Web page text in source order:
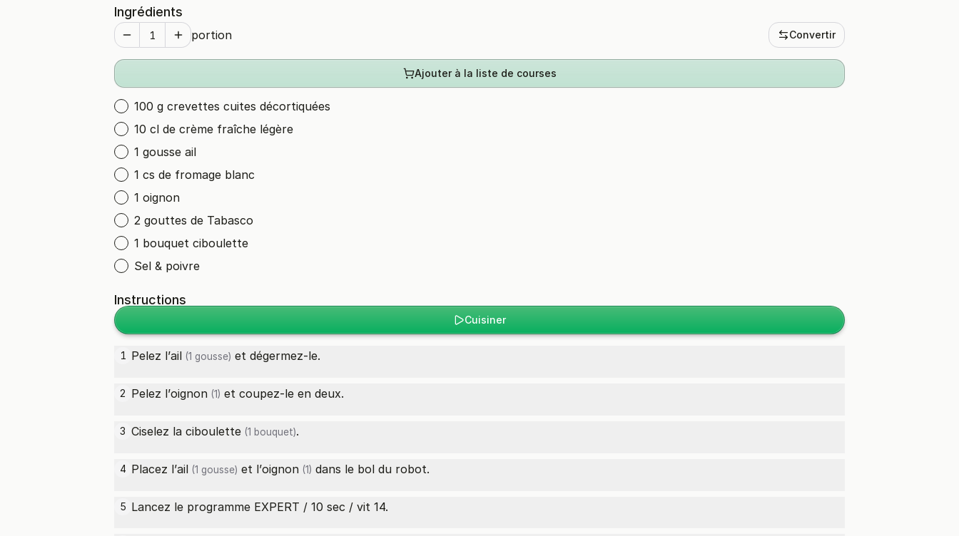
Ingrédients
portion Convertir
Ajouter à la liste de courses
100 g crevettes cuites décortiquées
10 cl de crème fraîche légère
1 gousse ail
1 cs de fromage blanc
1 oignon
2 gouttes de Tabasco
1 bouquet ciboulette
Sel & poivre
Instructions
Cuisiner
1 Pelez l’ail (1 gousse) et dégermez-le.
2 Pelez l’oignon (1) et coupez-le en deux.
3 Ciselez la ciboulette (1 bouquet).
4 Placez l’ail (1 gousse) et l’oignon (1) dans le bol du robot.
5 Lancez le programme EXPERT / 10 sec / vit 14.